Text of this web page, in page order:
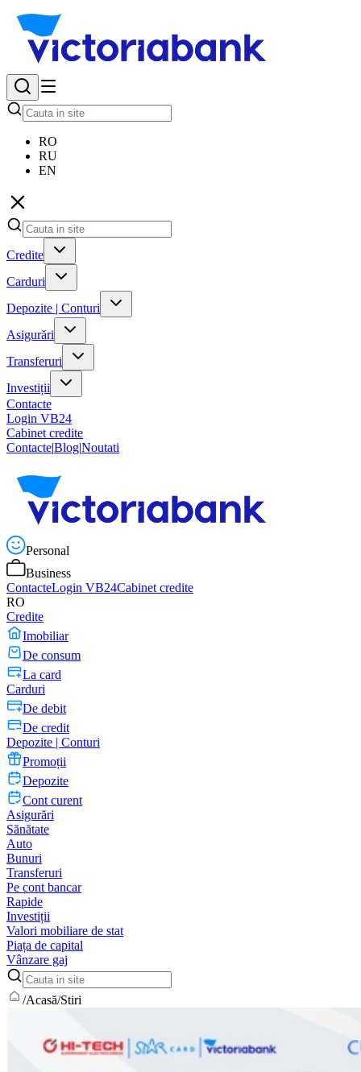
RO
RU
EN
Credite
Carduri
Depozite | Conturi
Asigurări
Transferuri
Investiții
Contacte
Login VB24
Cabinet credite
Contacte|Blog|Noutati
Personal
Business
ContacteLogin VB24Cabinet credite
RO
Credite
Imobiliar
De consum
La card
Carduri
De debit
De credit
Depozite | Conturi
Promoții
Depozite
Cont curent
Asigurări
Sănătate
Auto
Bunuri
Transferuri
Pe cont bancar
Rapide
Investiții
Valori mobiliare de stat
Piața de capital
Vânzare gaj
/Acasă/Stiri